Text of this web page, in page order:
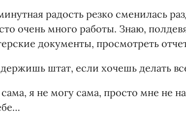
радость резко сменилась
очень много работы. Знаю,
документы, просмотреть
штат, если хочешь делать
я не могу сама, просто мне не